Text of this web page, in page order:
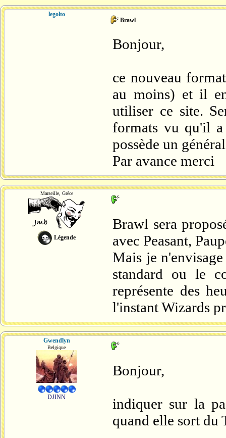
legolto
Brawl
Bonjour,
ce nouveau
au moins) et il
utiliser ce site.
formats vu qu'il
possède un
Par avance merci
Marseille, Grèce
Légende
Brawl sera
avec Peasant,
Mais je
standard ou le
représente des
l'instant Wizards
Gwendlyn
Belgique
DJINN
Bonjour,
indiquer sur la
quand elle sort du